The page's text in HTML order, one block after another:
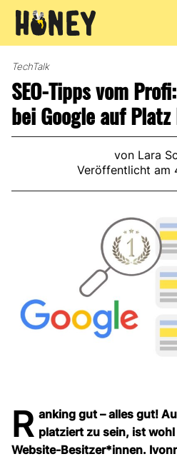
InhaltTechTalk
SEO-Tipps vom
bei Google auf Platz
von Lara
Veröffentlicht am
R anking gut – alles gut!
platziert zu sein, ist wohl
Website-Besitzer*innen.